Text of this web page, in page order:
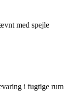
med spejle
i fugtige rum